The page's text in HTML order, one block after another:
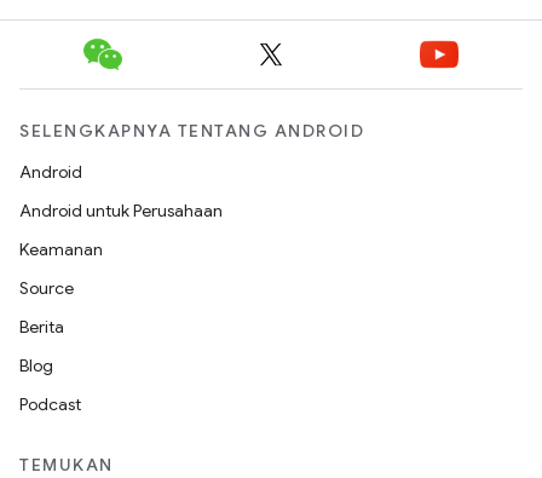
SELENGKAPNYA TENTANG ANDROID
Android
Android untuk Perusahaan
Keamanan
Source
Berita
Blog
Podcast
TEMUKAN